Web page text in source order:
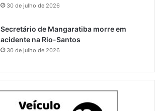
30 de julho de 2026
Secretário de Mangaratiba morre em
acidente na Rio-Santos
30 de julho de 2026